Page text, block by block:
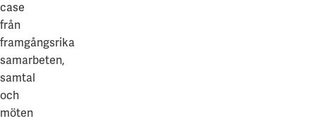
case
från
framgångsrika
samarbeten,
samtal
och
möten